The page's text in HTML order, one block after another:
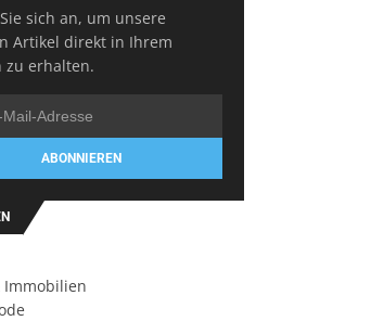
sich an, um unsere
Artikel direkt in Ihrem
zu erhalten.
ABONNIEREN
Immobilien